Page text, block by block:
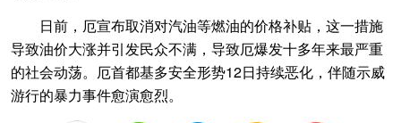
日前，厄宣布取消对汽油等燃油的价格补贴，这一措施
导致油价大涨并引发民众不满，导致厄爆发十多年来最严重
的社会动荡。厄首都基多安全形势12日持续恶化，伴随示威
游行的暴力事件愈演愈烈。